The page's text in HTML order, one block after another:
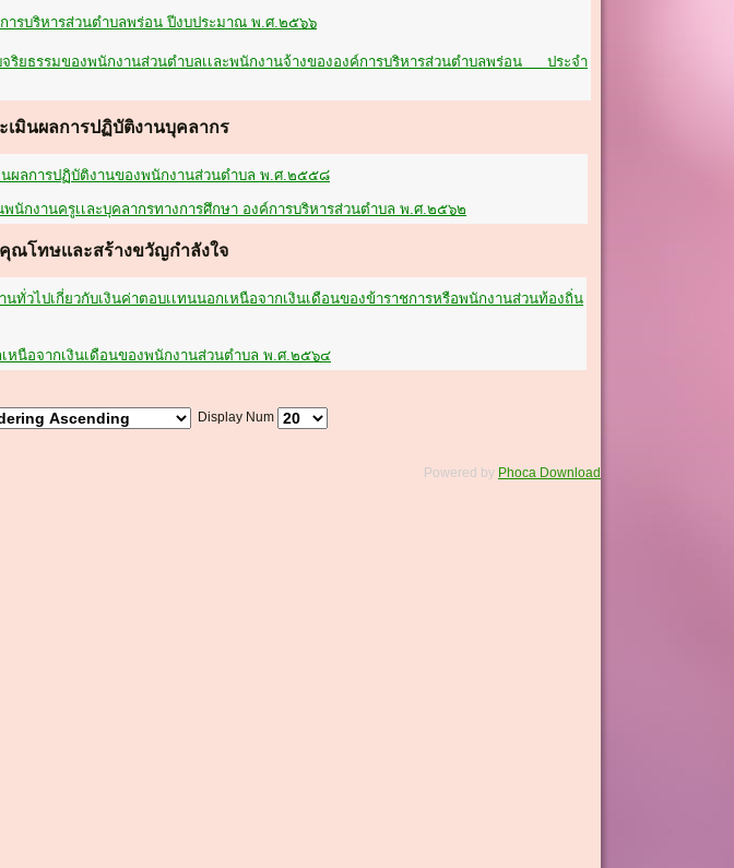
ารบริหารส่วนตำบลพร่อน ปีงบประมาณ พ.ศ.๒๕๖๖
ริยธรรมของพนักงานส่วนตำบลเเละพนักงานจ้างขององค์การบริหารส่วนตำบลพร่อน ประจำ
มินผลการปฏิบัติงานบุคลากร
นผลการปฏิบัติงานของพนักงานส่วนตำบล พ.ศ.๒๕๕๘
นักงานครูเเละบุคลากรทางการศึกษา องค์การบริหารส่วนตำบล พ.ศ.๒๕๖๒
โทษเเละสร้างขวัญกำลังใจ
ไปเกี่ยวกับเงินค่าตอบเเทนนอกเหนือจากเงินเดือนของข้าราชการหรือพนักงานส่วนท้องถิ่น
เหนือจากเงินเดือนของพนักงานส่วนตำบล พ.ศ.๒๕๖๔
Display Num
Powered by Phoca Download